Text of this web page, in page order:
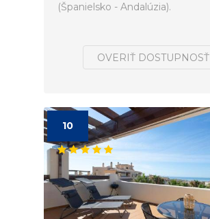
(Španielsko - Andalúzia).
OVERIŤ DOSTUPNOSŤ
10